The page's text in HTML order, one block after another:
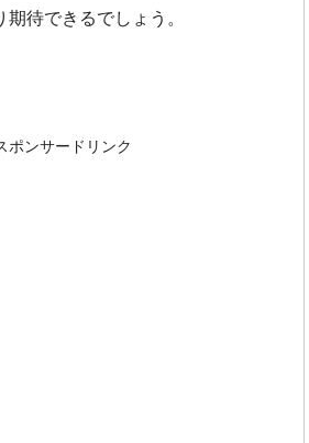
待できるでしょう。
ポンサードリンク